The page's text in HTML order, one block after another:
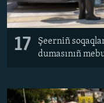
17
Şeerniñ
dumasınıñ